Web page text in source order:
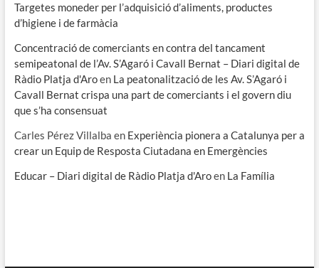
Targetes moneder per l’adquisició d’aliments, productes
d’higiene i de farmàcia
Concentració de comerciants en contra del tancament
semipeatonal de l’Av. S’Agaró i Cavall Bernat – Diari digital de
Ràdio Platja d'Aroen La peatonalització de les Av. S’Agaró i
Cavall Bernat crispa una part de comerciants i el govern diu
que s’ha consensuat
Carles Pérez Villalba en Experiència pionera a Catalunya per a
crear un Equip de Resposta Ciutadana en Emergències
Educar – Diari digital de Ràdio Platja d'Aroen La Família